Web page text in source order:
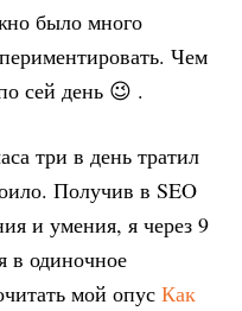
было много
Чем
сей день 😉 .
три в день тратил
Получив в SEO
и умения, я через 9
в одиночное
мой опусКак